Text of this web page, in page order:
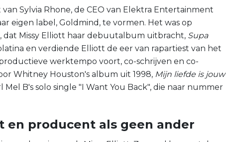
Sylvia Rhone, de CEO van Elektra Entertainment
eigen label, Goldmind, te vormen. Het was op
dat Missy Elliott haar debuutalbum uitbracht, Supa
en verdiende Elliott de eer van rapartiest van het
werktempo voort, co-schrijven en co-
Whitney Houston's album uit 1998, Mijn liefde is jouw
Mel B's solo single "I Want You Back", die naar nummer
en producent als geen ander